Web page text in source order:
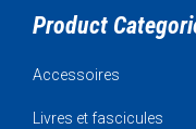
Product
Accessoires
Livres et fascicules